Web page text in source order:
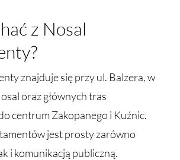
z Nosal
znajduje się przy ul. Balzera, w
oraz głównych tras
centrum Zakopanego i Kuźnic.
jest prosty zarówno
i komunikacją publiczną.